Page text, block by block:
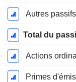
Autres
Total du
Actions
Primes